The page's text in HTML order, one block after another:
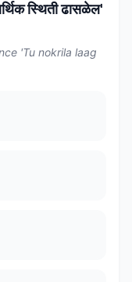
स्थिती ढासळेल'
'Tu nokrila laag